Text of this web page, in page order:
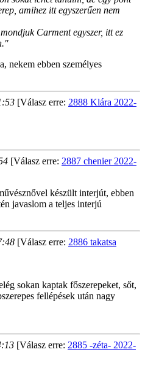
amihez itt egyszerűen nem
Carment egyszer, itt ez
nekem ebben személyes
[Válasz erre: 2888 Klára 2022-
[Válasz erre: 2887 chenier 2022-
készült interjút, ebben
javaslom a teljes interjú
[Válasz erre: 2886 takatsa
sokan kaptak főszerepeket, sőt,
fellépések után nagy
[Válasz erre: 2885 -zéta- 2022-